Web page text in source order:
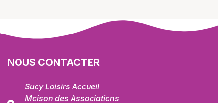
NOUS CONTACTER
Sucy Loisirs Accueil
Maison des Associations